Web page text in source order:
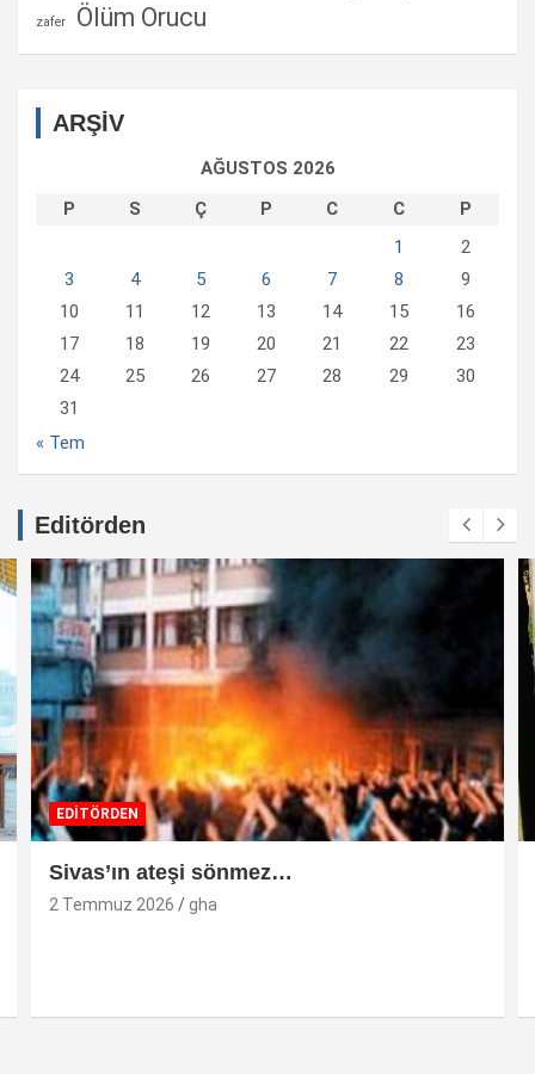
zafer Ölüm Orucu
ARŞİV
AĞUSTOS 2026
P
S Ç P C C
P
1
2
3
4 5 6 7 8
9
10
11 12 13 14 15
16
17
18 19 20 21 22
23
24
25 26 27 28 29
30
31
« Tem
Editörden
EDİTÖRDEN
Sivas’ın ateşi sönmez…
2 Temmuz 2026 gha